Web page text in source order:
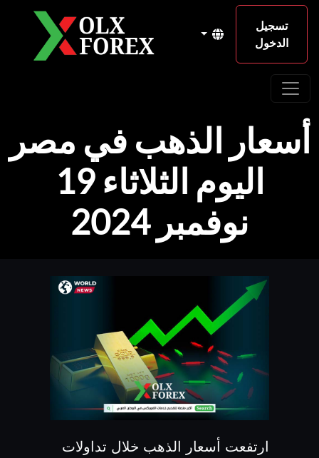
تسجيل
الدخول
أسعار الذهب في مصر
اليوم الثلاثاء 19
نوفمبر 2024
ارتفعت أسعار الذهب خلال تداولات